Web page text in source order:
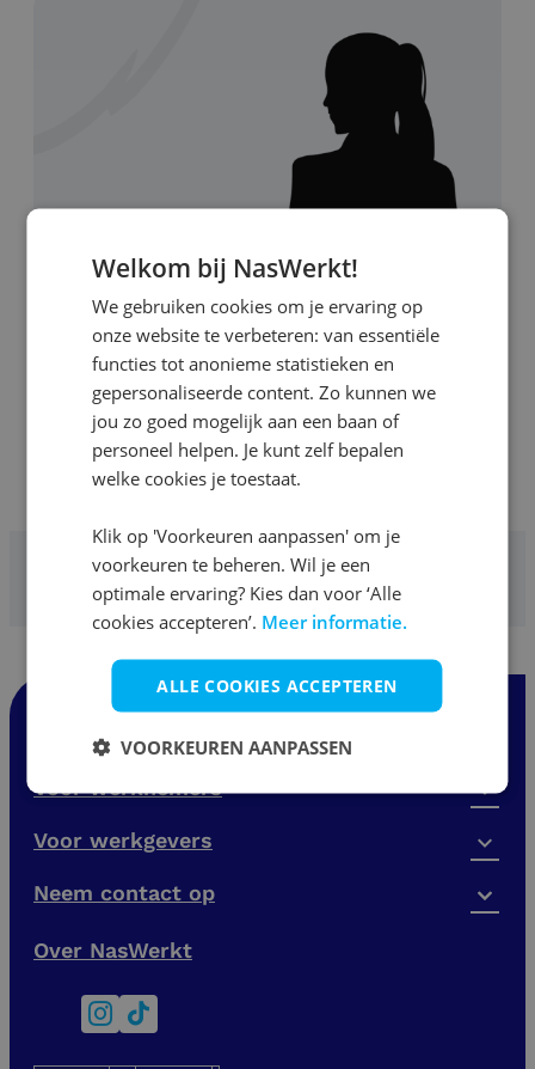
Vacatures
Voor werknemers
Voor werkgevers
Neem contact op
Over NasWerkt
Welkom bij NasWerkt!
We gebruiken cookies om je ervaring op
onze website te verbeteren: van essentiële
functies tot anonieme statistieken en
gepersonaliseerde content. Zo kunnen we
jou zo goed mogelijk aan een baan of
personeel helpen. Je kunt zelf bepalen
welke cookies je toestaat.
Klik op 'Voorkeuren aanpassen' om je
voorkeuren te beheren. Wil je een
optimale ervaring? Kies dan voor ‘Alle
cookies accepteren’. Meer informatie.
ALLE COOKIES ACCEPTEREN
VOORKEUREN AANPASSEN